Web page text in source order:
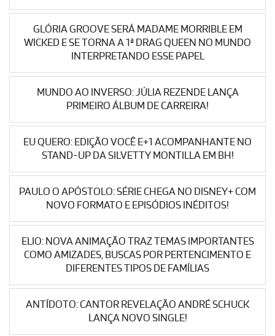
GLÓRIA GROOVE SERÁ MADAME MORRIBLE EM
WICKED E SE TORNA A 1ª DRAG QUEEN NO MUNDO
INTERPRETANDO ESSE PAPEL
MUNDO AO INVERSO: JÚLIA REZENDE LANÇA
PRIMEIRO ÁLBUM DE CARREIRA!
EU QUERO: EDIÇÃO VOCÊ E+1 ACOMPANHANTE NO
STAND-UP DA SILVETTY MONTILLA EM BH!
PAULO O APÓSTOLO: SÉRIE CHEGA NO DISNEY+ COM
NOVO FORMATO E EPISÓDIOS INÉDITOS!
ELIO: NOVA ANIMAÇÃO TRAZ TEMAS IMPORTANTES
COMO AMIZADES, BUSCAS POR PERTENCIMENTO E
DIFERENTES TIPOS DE FAMÍLIAS
ANTÍDOTO: CANTOR REVELAÇÃO ANDRÉ SCHUCK
LANÇA NOVO SINGLE!